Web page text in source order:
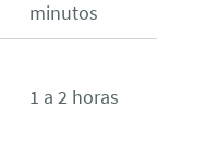
minutos
1 a 2 horas